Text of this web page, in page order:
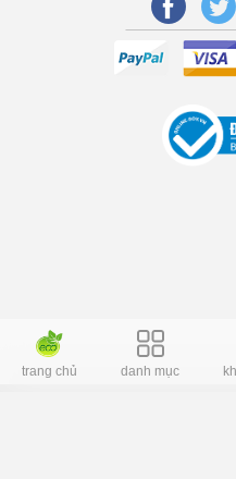
trang chủ danh mục